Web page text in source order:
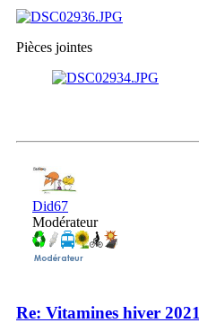
Pièces jointes
Did67
Modérateur
Re: Vitamines hiver 2021